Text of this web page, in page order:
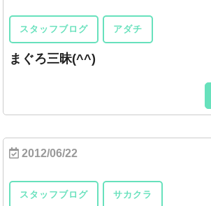
スタッフブログ アダチ
まぐろ三昧(^^)
2012/06/22
スタッフブログ サカクラ